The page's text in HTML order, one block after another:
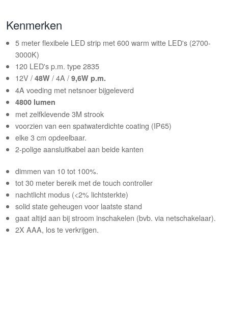
Kenmerken
5 meter flexibele LED strip met 600 warm witte LED's (2700-
3000K)
120 LED's p.m. type 2835
12V /48W / 4A /9,6W p.m.
4A voeding met netsnoer bijgeleverd
4800 lumen
met zelfklevende 3M strook
voorzien van een spatwaterdichte coating (IP65)
elke 3 cm opdeelbaar.
2-polige aansluitkabel aan beide kanten
dimmen van 10 tot 100%.
tot 30 meter bereik met de touch controller
nachtlicht modus (<2% lichtsterkte)
solid state geheugen voor laatste stand
gaat altijd aan bij stroom inschakelen (bvb. via netschakelaar).
2X AAA, los te verkrijgen.